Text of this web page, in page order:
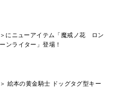
にニューアイテム「魔戒ノ花 ロン
ンライター」登場！
絵本の黄金騎士 ドッグタグ型キー